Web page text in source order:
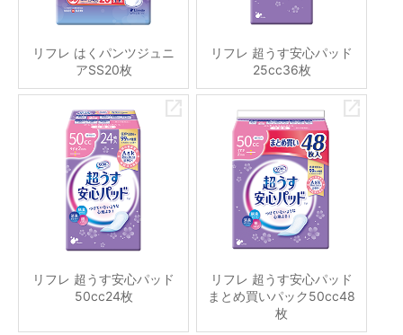
リフレ はくパンツジュニ
アSS20枚
リフレ 超うす安心パッド
25cc36枚
リフレ 超うす安心パッド
50cc24枚
リフレ 超うす安心パッド
まとめ買いパック50cc48
枚